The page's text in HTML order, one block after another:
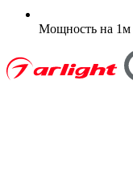
Мощность на 1м